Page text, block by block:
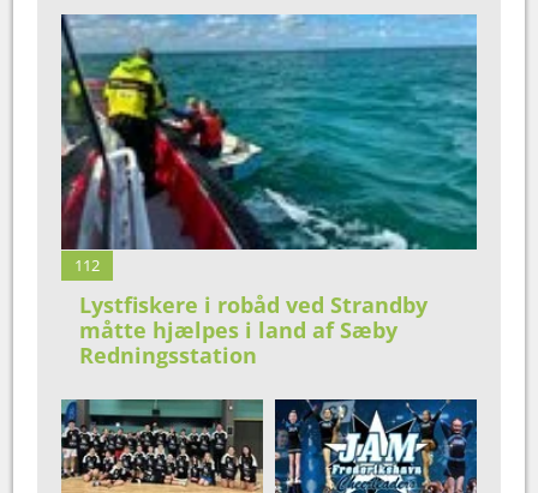
112
Lystfiskere i robåd ved Strandby
måtte hjælpes i land af Sæby
Redningsstation